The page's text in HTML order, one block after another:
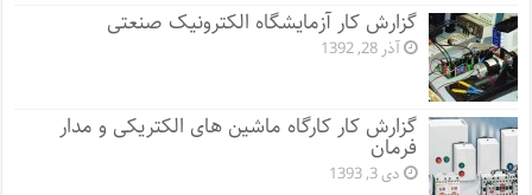
گزارش کار آزمایشگاه الکترونیک صنعتی
آذر 28, 1392
گزارش کار کارگاه ماشین های الکتریکی و مدار
فرمان
دی 3, 1393